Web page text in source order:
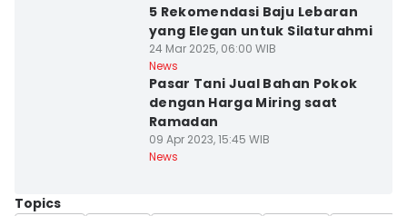
5 Rekomendasi Baju Lebaran
yang Elegan untuk Silaturahmi
24 Mar 2025, 06:00 WIB
News
Pasar Tani Jual Bahan Pokok
dengan Harga Miring saat
Ramadan
09 Apr 2023, 15:45 WIB
News
Topics